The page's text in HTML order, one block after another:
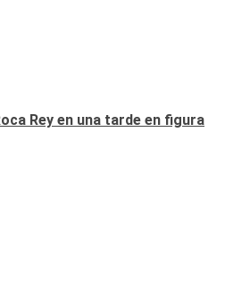
Rey en una tarde en figura